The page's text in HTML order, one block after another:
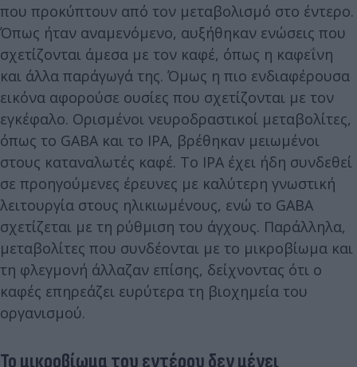
που προκύπτουν από τον μεταβολισμό στο έντερο.
Όπως ήταν αναμενόμενο, αυξήθηκαν ενώσεις που
σχετίζονται άμεσα με τον καφέ, όπως η καφεΐνη
και άλλα παράγωγά της. Όμως η πιο ενδιαφέρουσα
εικόνα αφορούσε ουσίες που σχετίζονται με τον
εγκέφαλο. Ορισμένοι νευροδραστικοί μεταβολίτες,
όπως το GABA και το IPA, βρέθηκαν μειωμένοι
στους καταναλωτές καφέ. Το IPA έχει ήδη συνδεθεί
σε προηγούμενες έρευνες με καλύτερη γνωστική
λειτουργία στους ηλικιωμένους, ενώ το GABA
σχετίζεται με τη ρύθμιση του άγχους. Παράλληλα,
μεταβολίτες που συνδέονται με το μικροβίωμα και
τη φλεγμονή άλλαζαν επίσης, δείχνοντας ότι ο
καφές επηρεάζει ευρύτερα τη βιοχημεία του
οργανισμού.
Το μικροβίωμα του εντέρου δεν μένει